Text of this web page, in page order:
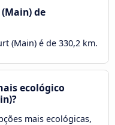
de
(Main) é de 330,2 km.
ecológico
mais ecológicas,